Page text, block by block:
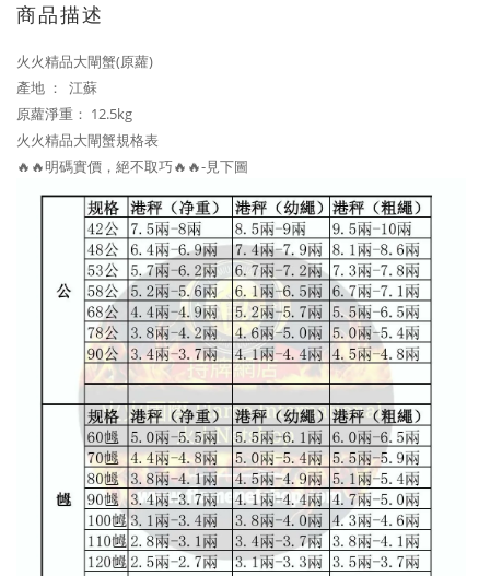
商品描述
火火精品大閘蟹(原蘿)
產地 ：
江蘇
原蘿淨重： 12.5kg
火火精品大閘蟹規格表
🔥🔥明碼實價，絕不取巧🔥🔥-見下圖